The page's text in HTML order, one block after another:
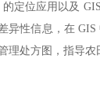
的定位应用以及
异性信息，在
理处方图，指导农